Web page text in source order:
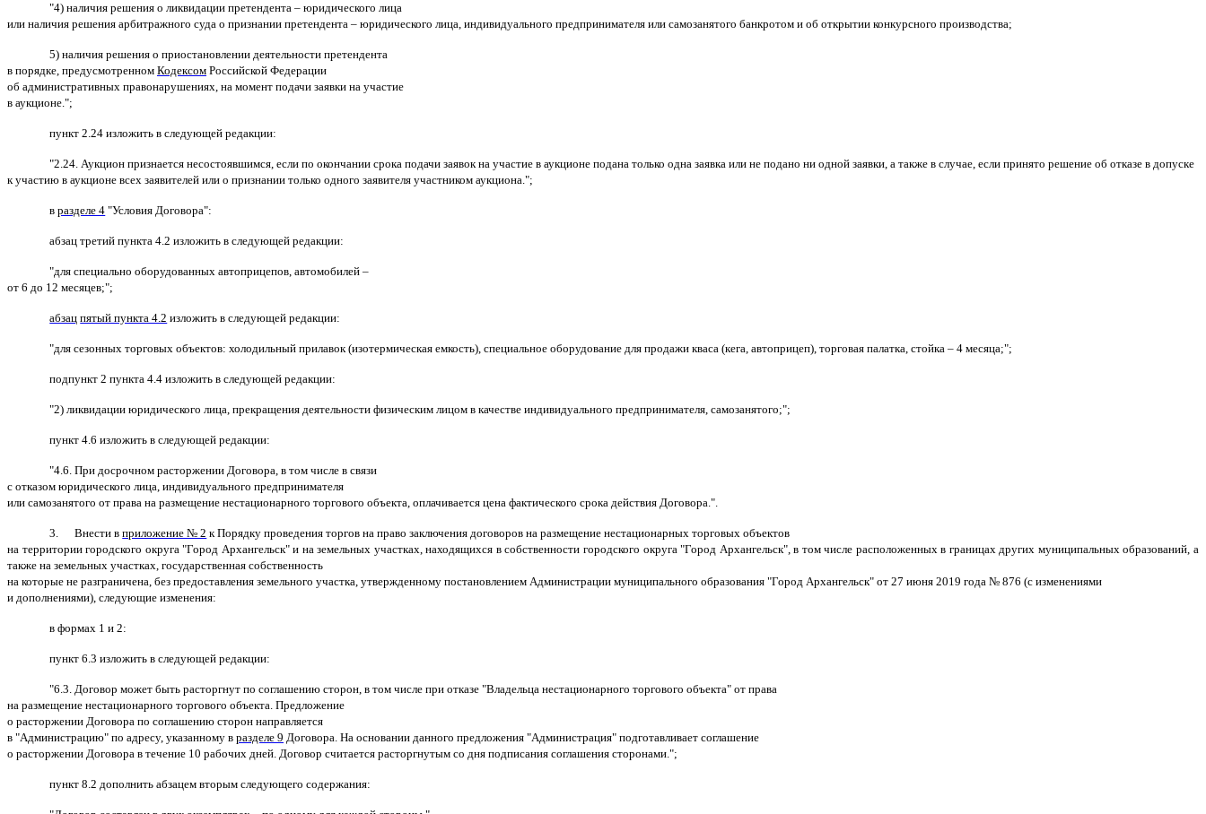
"4) наличия решения о ликвидации претендента – юридического лица
или наличия решения арбитражного суда о признании претендента – юридического лица, индивидуального предпринимателя или самозанятого банкротом и об открытии конкурсного производства;
5) наличия решения о приостановлении деятельности претендента
в порядке, предусмотренном Кодексом Российской Федерации
об административных правонарушениях, на момент подачи заявки на участие
в аукционе.";
пункт 2.24 изложить в следующей редакции:
"2.24. Аукцион признается несостоявшимся, если по окончании срока подачи заявок на участие в аукционе подана только одна заявка или не подано ни одной заявки, а также в случае, если принято решение об отказе в допуске
к участию в аукционе всех заявителей или о признании только одного заявителя участником аукциона.";
вразделе 4 "Условия Договора":
абзац третий пункта 4.2 изложить в следующей редакции:
"для специально оборудованных автоприцепов, автомобилей –
от 6 до 12 месяцев;";
абзац пятый пункта 4.2 изложить в следующей редакции:
"для сезонных торговых объектов: холодильный прилавок (изотермическая емкость), специальное оборудование для продажи кваса (кега, автоприцеп), торговая палатка, стойка – 4 месяца;";
подпункт 2 пункта 4.4изложить в следующей редакции:
"2) ликвидации юридического лица, прекращения деятельности физическим лицом в качестве индивидуального предпринимателя, самозанятого;";
пункт 4.6изложить в следующей редакции:
"4.6. При досрочном расторжении Договора, в том числе в связи
с отказом юридического лица, индивидуального предпринимателя
или самозанятого от права на размещение нестационарного торгового объекта, оплачивается цена фактического срока действия Договора.".
3.Внести вприложение № 2 к Порядку проведения торгов на право заключения договоров на размещение нестационарных торговых объектов
на территории городского округа "Город Архангельск" и на земельных участках, находящихся в собственности городского округа "Город Архангельск", в том числе расположенных в границах других муниципальных образований, а
также на земельных участках, государственная собственность
на которые не разграничена, без предоставления земельного участка, утвержденному постановлением Администрации муниципального образования "Город Архангельск" от 27 июня 2019 года № 876 (с изменениями
и дополнениями), следующие изменения:
в формах 1 и 2:
пункт 6.3 изложить в следующей редакции:
"6.3. Договор может быть расторгнут по соглашению сторон, в том числе при отказе "Владельца нестационарного торгового объекта" от права
на размещение нестационарного торгового объекта. Предложение
о расторжении Договора по соглашению сторон направляется
в "Администрацию" по адресу, указанному в разделе 9 Договора. На основании данного предложения "Администрация" подготавливает соглашение
о расторжении Договора в течение 10 рабочих дней. Договор считается расторгнутым со дня подписания соглашения сторонами.";
пункт 8.2 дополнить абзацем вторым следующего содержания: